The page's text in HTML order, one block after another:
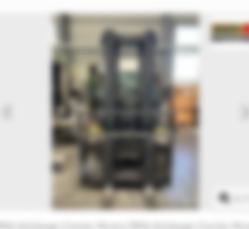
PKW-Anhänger-Center Ahrens PKW-Anhänger-Center